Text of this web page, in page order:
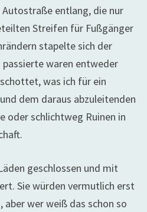
entlang, die nur
Streifen für Fußgänger
stapelte sich der
passierte waren entweder
was ich für ein
dem daraus abzuleitenden
oder schlichtweg Ruinen in
geschlossen und mit
Sie würden vermutlich erst
aber wer weiß das schon so